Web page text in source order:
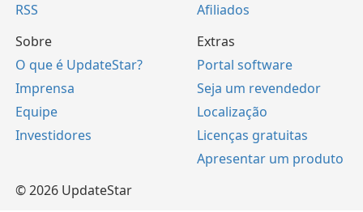
RSS
Afiliados
Sobre
O que é UpdateStar?
Imprensa
Equipe
Investidores
Extras
Portal software
Seja um revendedor
Localização
Licenças gratuitas
Apresentar um produto
© 2026 UpdateStar